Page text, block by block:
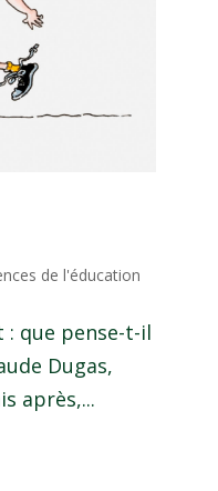
de l'éducation
que pense-t-il
Dugas,
après,...